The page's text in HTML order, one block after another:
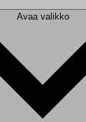
Avaa valikko